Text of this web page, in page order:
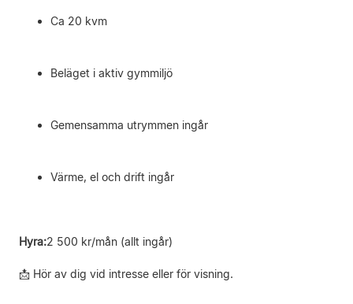
Ca 20 kvm
Beläget i aktiv gymmiljö
Gemensamma utrymmen ingår
Värme, el och drift ingår
Hyra:2 500 kr/mån (allt ingår)
📩 Hör av dig vid intresse eller för visning.